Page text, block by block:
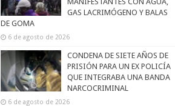
GAS LACRIMÓGENO Y BALAS
DE GOMA
6 de agosto de 2026
CONDENA DE SIETE AÑOS DE
PRISIÓN PARA UN EX POLICÍA
QUE INTEGRABA UNA BANDA
NARCOCRIMINAL
6 de agosto de 2026